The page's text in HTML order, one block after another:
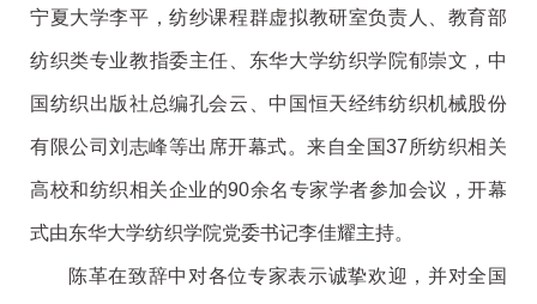
宁夏大学李平，纺纱课程群虚拟教研室负责人、教育部
纺织类专业教指委主任、东华大学纺织学院郁崇文，中
国纺织出版社总编孔会云、中国恒天经纬纺织机械股份
有限公司刘志峰等出席开幕式。来自全国37所纺织相关
高校和纺织相关企业的90余名专家学者参加会议，开幕
式由东华大学纺织学院党委书记李佳耀主持。
陈革在致辞中对各位专家表示诚挚欢迎，并对全国